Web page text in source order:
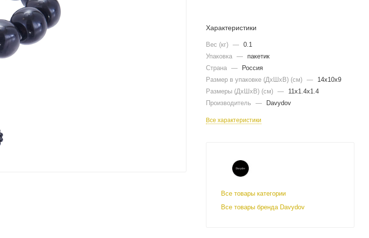
Характеристики
Вес (кг) — 0.1
Упаковка —
пакетик
Страна —
Россия
Размер в упаковке (ДхШxВ) (см) —
14х10х9
Размеры (ДxШxВ) (см) —
11х1.4х1.4
Производитель
— Davydov
Все характеристики
Все товары категории
Все товары бренда Davydov